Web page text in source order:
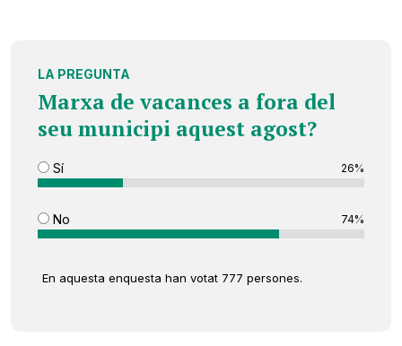
LA PREGUNTA
Marxa de vacances a fora del
seu municipi aquest agost?
Sí 26%
No 74%
En aquesta enquesta han votat 777 persones.